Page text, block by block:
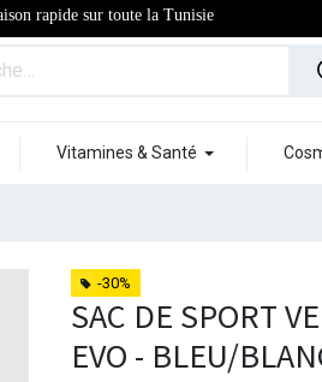
rapide sur toute la Tunisie
Vitamines & Santé
-30%
SAC DE SPORT
EVO - BLEU/